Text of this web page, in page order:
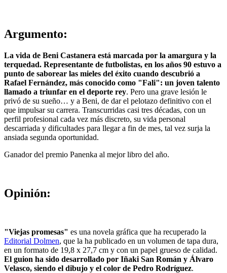
Argumento:
La vida de Beni Castanera está marcada por la amargura y la
terquedad. Representante de futbolistas, en los años 90 estuvo a
punto de saborear las mieles del éxito cuando descubrió a
Rafael Fernández, más conocido como "Fali": un joven talento
llamado a triunfar en el deporte rey. Pero una grave lesión le
privó de su sueño… y a Beni, de dar el pelotazo definitivo con el
que impulsar su carrera. Transcurridas casi tres décadas, con un
perfil profesional cada vez más discreto, su vida personal
descarriada y dificultades para llegar a fin de mes, tal vez surja la
ansiada segunda oportunidad.
Ganador del premio Panenka al mejor libro del año.
Opinión:
"Viejas promesas" es una novela gráfica que ha recuperado la
Editorial Dolmen, que la ha publicado en un volumen de tapa dura,
en un formato de 19,8 x 27,7 cm y con un papel grueso de calidad.
El guion ha sido desarrollado por Iñaki San Román y Álvaro
Velasco, siendo el dibujo y el color de Pedro Rodríguez.